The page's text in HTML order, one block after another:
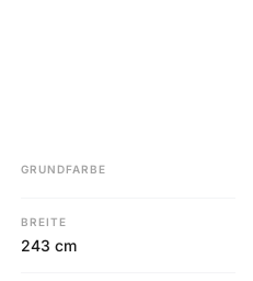
GRUNDFARBE
BREITE
243 cm